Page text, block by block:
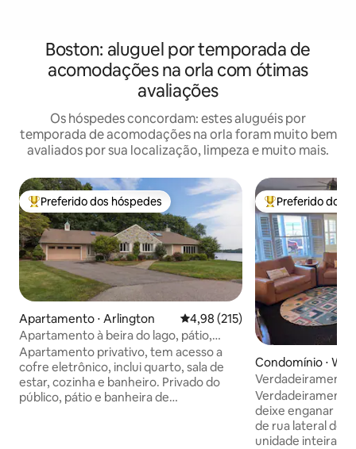
Boston: aluguel por temporada de
acomodações na orla com ótimas
avaliações
Os hóspedes concordam: estes aluguéis por
temporada de acomodações na orla foram muito bem
avaliados por sua localização, limpeza e muito mais.
Entre os melhores preferidos dos hóspedes
Preferido dos hóspedes
Apartamento ⋅ Arlington 4,98 de uma avaliação média de
4,98 (215)
Apartamento à beira do lago, pátio,
banheira de hidromassagem, chuveiro
externo
Apartamento privativo, tem acesso a
cofre eletrônico, inclui quarto, sala de
estar, cozinha e banheiro. Privado do
público, pátio e banheira de
Entre os
Preferido dos
Condomínio ⋅
Verdadeiramente
espaçosa para
estimação
Verdadeiramente
deixe enganar
de rua lateral de
unidade inteira